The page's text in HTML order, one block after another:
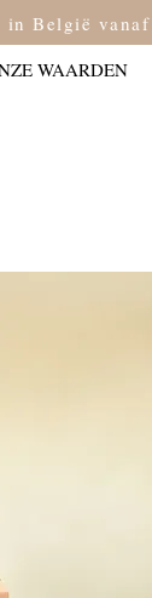
België
WAARDEN